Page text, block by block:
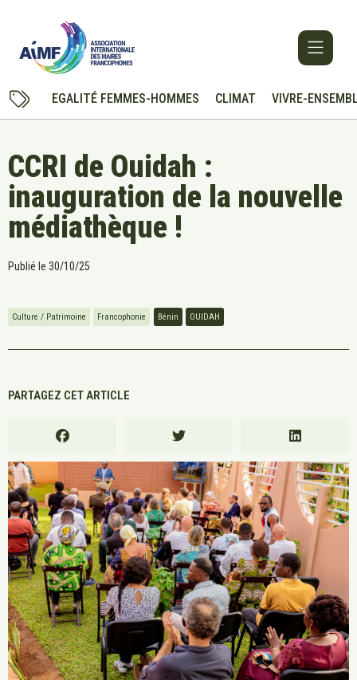
EGALITÉ FEMMES-HOMMES CLIMAT VIVRE-
CCRI de Ouidah :
inauguration de la nouvelle
médiathèque !
Publié le 30/10/25
Culture / Patrimoine Francophonie Bénin OUIDAH
PARTAGEZ CET ARTICLE